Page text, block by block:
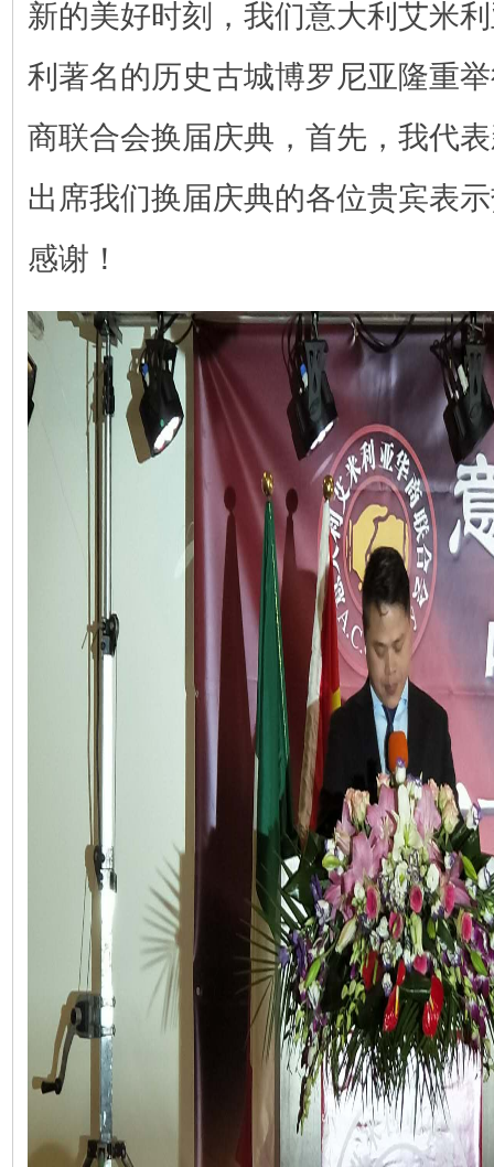
新的美好时刻，我们意大利艾米
利著名的历史古城博罗尼亚隆重
商联合会换届庆典，首先，我代
出席我们换届庆典的各位贵宾表
感谢！